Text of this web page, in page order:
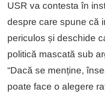
USR va contesta în
despre care spune că
periculos și deschide
politică mascată sub
“Dacă se menține,
poate face o alegere